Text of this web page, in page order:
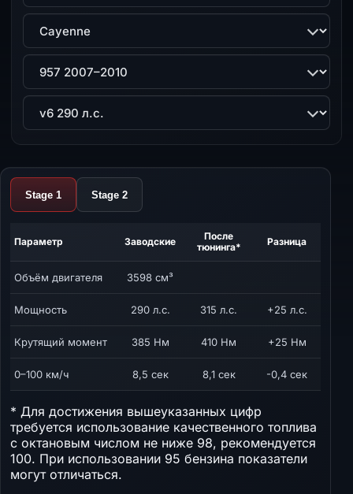
Модель
Поколение
Двигатель
Stage 1 Stage 2
Параметр Заводские
После
тюнинга*
Разница
Объём двигателя 3598 см³
Мощность 290 л.с. 315 л.с. +25 л.с.
Крутящий момент 385 Нм 410 Нм +25 Нм
0–100 км/ч 8,5 сек 8,1 сек -0,4 сек
* Для достижения вышеуказанных цифр
требуется использование качественного топлива
с октановым числом не ниже 98, рекомендуется
100. При использовании 95 бензина показатели
могут отличаться.